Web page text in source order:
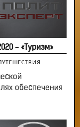
- «Туризм»
ПУТЕШЕСТВИЯ
обеспечения